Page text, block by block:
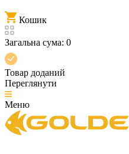
Кошик
Загальна сума: 0
Товар доданий
Переглянути
Меню